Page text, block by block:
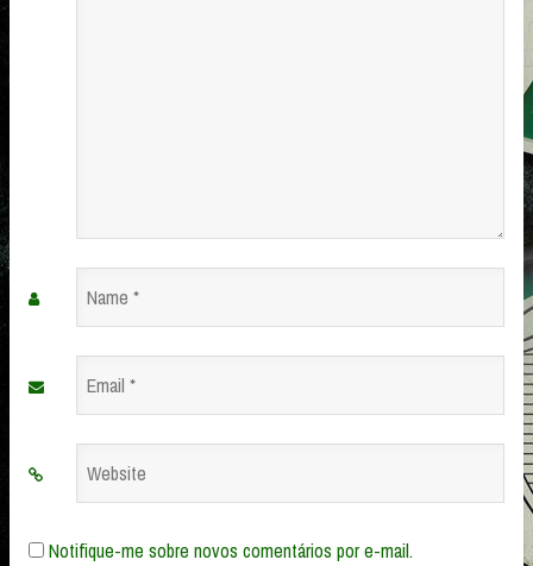
Name
Email
Website
Notifique-me sobre novos comentários por e-mail.